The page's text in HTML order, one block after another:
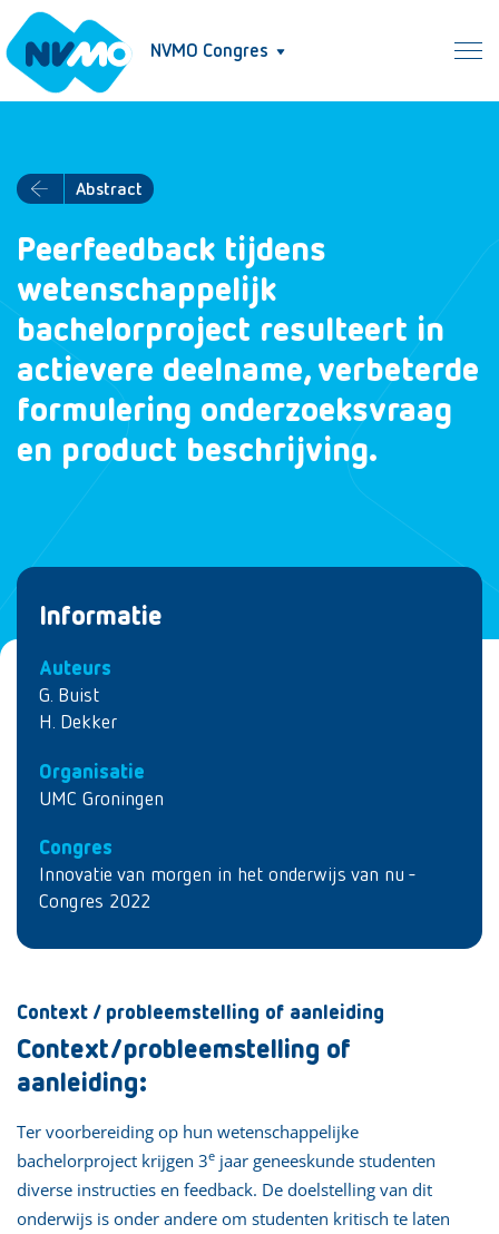
NVMO Congres
Abstract
Peerfeedback tijdens
wetenschappelijk
bachelorproject resulteert in
actievere deelname, verbeterde
formulering onderzoeksvraag
en product beschrijving.
Informatie
Auteurs
G. Buist
H. Dekker
Organisatie
UMC Groningen
Congres
Innovatie van morgen in het onderwijs van nu -
Congres 2022
Context / probleemstelling of aanleiding
Context/probleemstelling of
aanleiding:
Ter voorbereiding op hun wetenschappelijke
bachelorproject krijgen 3e jaar geneeskunde studenten
diverse instructies en feedback. De doelstelling van dit
onderwijs is onder andere om studenten kritisch te laten